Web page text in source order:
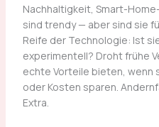
Nachhaltigkeit, Smart-
sind trendy — aber sind sie
Reife der Technologie: Ist
experimentell? Droht frühe
echte Vorteile bieten, wenn
oder Kosten sparen.
Extra.